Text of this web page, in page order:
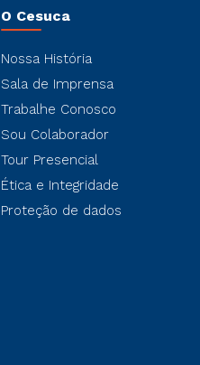
O Cesuca
Nossa História
Sala de Imprensa
Trabalhe Conosco
Sou Colaborador
Tour Presencial
Ética e Integridade
Proteção de dados